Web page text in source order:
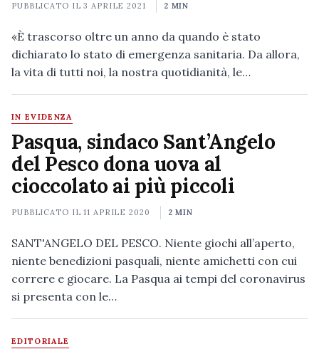
PUBBLICATO IL3 APRILE 2021 2 MIN
«È trascorso oltre un anno da quando è stato
dichiarato lo stato di emergenza sanitaria. Da allora,
la vita di tutti noi, la nostra quotidianità, le…
IN EVIDENZA
Pasqua, sindaco Sant’Angelo
del Pesco dona uova al
cioccolato ai più piccoli
PUBBLICATO IL11 APRILE 2020 2 MIN
SANT'ANGELO DEL PESCO. Niente giochi all’aperto,
niente benedizioni pasquali, niente amichetti con cui
correre e giocare. La Pasqua ai tempi del coronavirus
si presenta con le…
EDITORIALE